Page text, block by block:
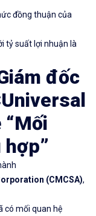
đồng thuận của
tỷ suất lợi nhuận là
đốc
“Mối
(CMCSA),
có mối quan hệ